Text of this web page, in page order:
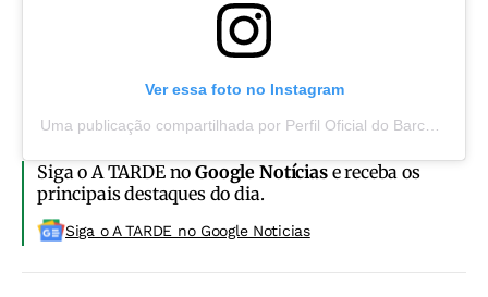
Ver essa foto no Instagram
Siga o A TARDE noGoogle Notíciase receba os
principais destaques do dia.
Siga o A TARDE no Google Noticias